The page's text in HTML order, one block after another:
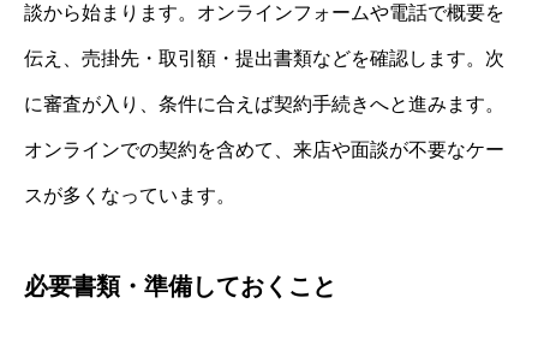
談から始まります。オンラインフォームや電話で概要を
伝え、売掛先・取引額・提出書類などを確認します。次
に審査が入り、条件に合えば契約手続きへと進みます。
オンラインでの契約を含めて、来店や面談が不要なケー
スが多くなっています。
必要書類・準備しておくこと